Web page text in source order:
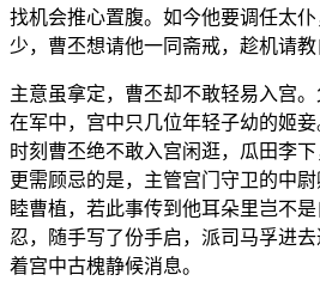
找机会推心置腹。如今他要调任太
少，曹丕想请他一同斋戒，趁机请教
主意虽拿定，曹丕却不敢轻易入宫
在军中，宫中只几位年轻子幼的姬
时刻曹丕绝不敢入宫闲逛，瓜田李下
更需顾忌的是，主管宫门守卫的中
睦曹植，若此事传到他耳朵里岂不
忍，随手写了份手启，派司马孚进
着宫中古槐静候消息。